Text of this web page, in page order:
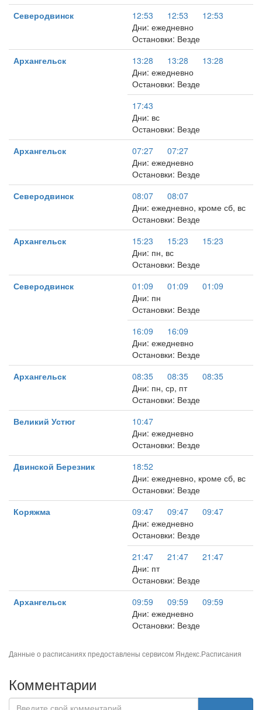
Северодвинск
12:53 12:53
12:53
Дни: ежедневно
Остановки: Везде
Архангельск
13:28 13:28
13:28
Дни: ежедневно
Остановки: Везде
17:43
Дни: вс
Остановки: Везде
Архангельск
07:27
07:27
Дни: ежедневно
Остановки: Везде
Северодвинск
08:07
08:07
Дни: ежедневно, кроме сб, вс
Остановки: Везде
Архангельск
15:23 15:23
15:23
Дни: пн, вс
Остановки: Везде
Северодвинск
01:09 01:09
01:09
Дни: пн
Остановки: Везде
16:09
16:09
Дни: ежедневно
Остановки: Везде
Архангельск
08:35 08:35
08:35
Дни: пн, ср, пт
Остановки: Везде
Великий Устюг
10:47
Дни: ежедневно
Остановки: Везде
Двинской Березник
18:52
Дни: ежедневно, кроме сб, вс
Остановки: Везде
Коряжма
09:47 09:47
09:47
Дни: ежедневно
Остановки: Везде
21:47
21:47
21:47
Дни: пт
Остановки: Везде
Архангельск
09:59 09:59
09:59
Дни: ежедневно
Остановки: Везде
Данные о расписаниях предоставлены сервисом Яндекс.Расписания
Комментарии